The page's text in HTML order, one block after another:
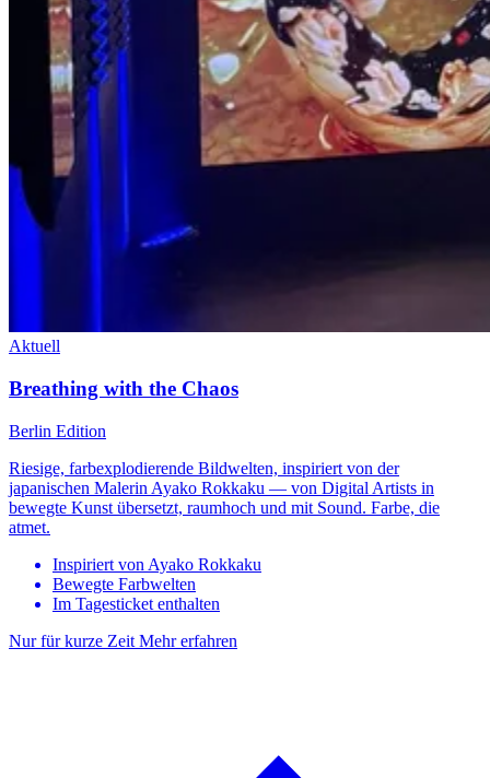
Aktuell
Breathing with the Chaos
Berlin Edition
Riesige, farbexplodierende Bildwelten, inspiriert von der
japanischen Malerin Ayako Rokkaku — von Digital Artists in
bewegte Kunst übersetzt, raumhoch und mit Sound. Farbe, die
atmet.
Inspiriert von Ayako Rokkaku
Bewegte Farbwelten
Im Tagesticket enthalten
Nur für kurze Zeit Mehr erfahren